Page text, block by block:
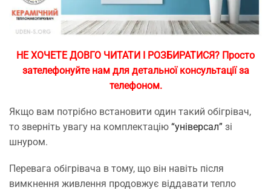
НЕ ХОЧЕТЕ ДОВГО ЧИТАТИ І РОЗБИРАТИСЯ? Просто
зателефонуйте нам для детальної консультації за
телефоном.
Якщо вам потрібно встановити один такий обігрівач,
то зверніть увагу на комплектацію “універсал” зі
шнуром.
Перевага обігрівача в тому, що він навіть після
вимкнення живлення продовжує віддавати тепло